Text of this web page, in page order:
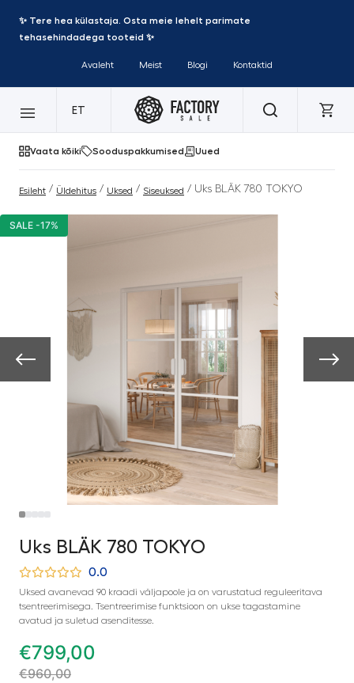
✨ Tere hea külastaja. Osta meie lehelt parimate
tehasehindadega tooteid ✨
Avaleht Meist Blogi Kontaktid
ET
Vaata kõiki Sooduspakkumised Uued
Esileht / Üldehitus / Uksed / Siseuksed / Uks BLÄK 780 TOKYO
SALE -17%
Uks BLÄK 780 TOKYO
0.0
Uksed avanevad 90 kraadi väljapoole ja on varustatud reguleeritava
tsentreerimisega. Tsentreerimise funktsioon on ukse tagastamine
avatud ja suletud asenditesse.
€799,00
€960,00